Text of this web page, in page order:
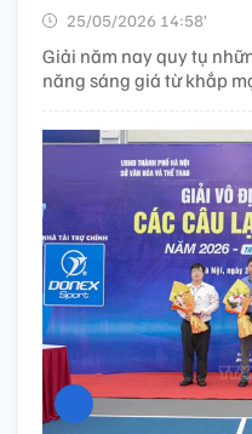
25/05/2026 14:58’
Giải năm nay quy tụ
năng sáng giá từ khắp